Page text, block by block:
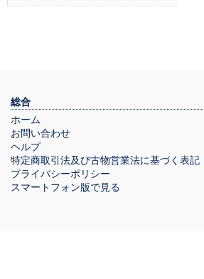
総合
ホーム
お問い合わせ
ヘルプ
特定商取引法及び古物営業法に基づく表記
プライバシーポリシー
スマートフォン版で見る